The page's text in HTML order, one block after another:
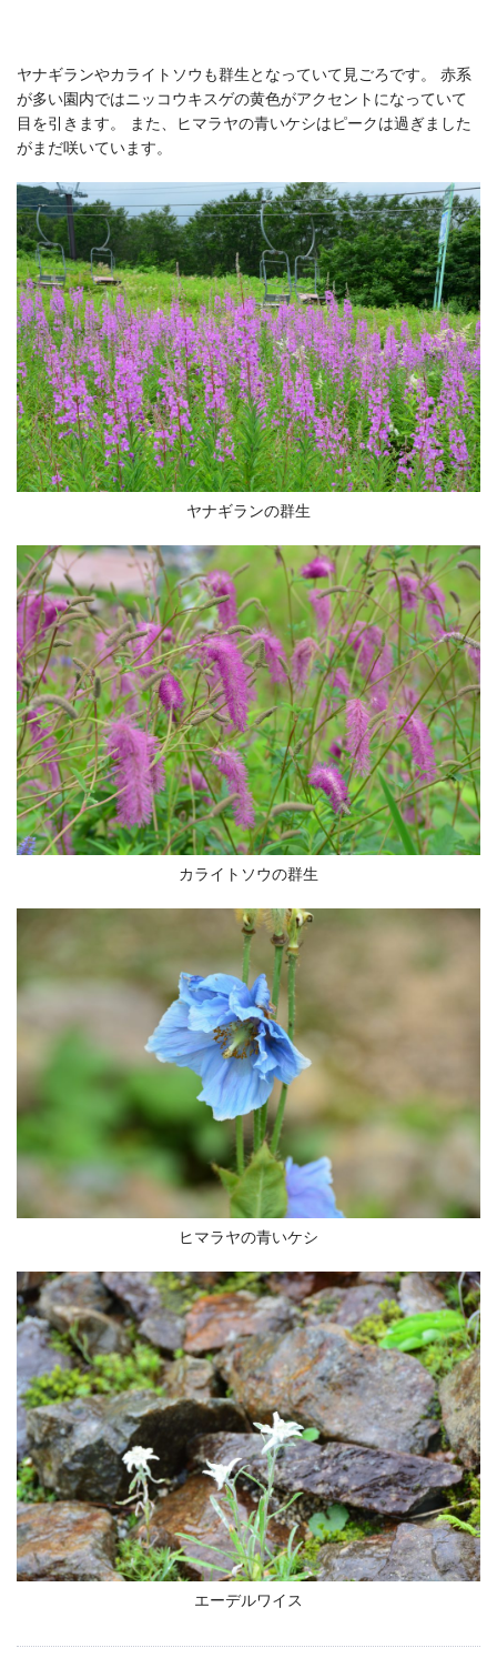
ヤナギランやカライトソウも群生となっていて見ごろです。 赤系
が多い園内ではニッコウキスゲの黄色がアクセントになっていて
目を引きます。 また、ヒマラヤの青いケシはピークは過ぎました
がまだ咲いています。
ヤナギランの群生
カライトソウの群生
ヒマラヤの青いケシ
エーデルワイス